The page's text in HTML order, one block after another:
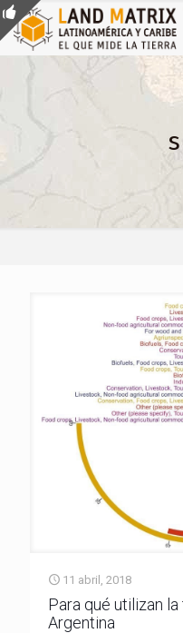
11 abril, 2018
Para qué utilizan
Argentina